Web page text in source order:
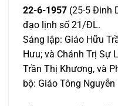
22-6-1957 (25-5 Đinh
đạo lịnh số 21/ĐL.
Sáng lập: Giáo Hữu
Hưu; và Chánh Trị Sự
Trần Thị Khương, và
bộ: Giáo Tông